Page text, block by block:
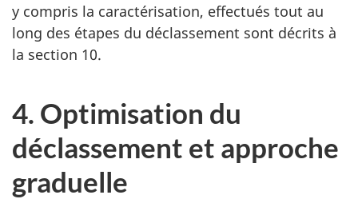
y compris la caractérisation, effectués tout au
long des étapes du déclassement sont décrits à
la section 10.
4. Optimisation du
déclassement et approche
graduelle